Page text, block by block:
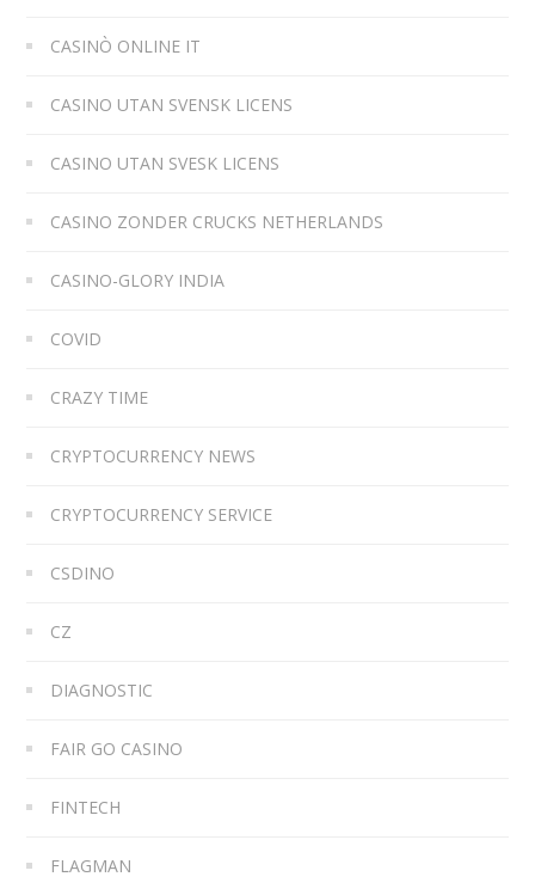
CASINÒ ONLINE IT
CASINO UTAN SVENSK LICENS
CASINO UTAN SVESK LICENS
CASINO ZONDER CRUCKS NETHERLANDS
CASINO-GLORY INDIA
COVID
CRAZY TIME
CRYPTOCURRENCY NEWS
CRYPTOCURRENCY SERVICE
CSDINO
CZ
DIAGNOSTIC
FAIR GO CASINO
FINTECH
FLAGMAN